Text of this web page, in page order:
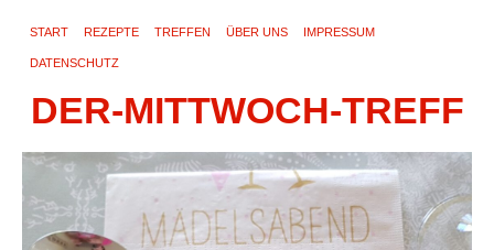
START REZEPTE TREFFEN ÜBER UNS IMPRESSUM
DATENSCHUTZ
DER-MITTWOCH-TREFF